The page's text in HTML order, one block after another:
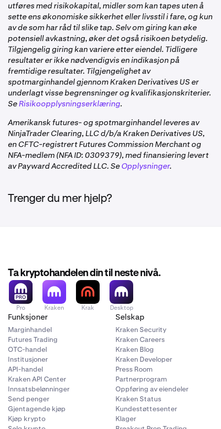
posisjoner fra forrige dag kan påvirke hvor mye som
kan tas ut
•
For evigvarende futures-posisjoner aggregeres
finansieringsrentebetalinger og anvendes som en
enkelt kontantjustering kl. 15:00 CT daglig, noe som
kan påvirke ditt uttakbare beløp.
Plattformen beregner automatisk ditt uttakbare beløp
og viser det i kontooversikten din. Tall kan vises som
åpne posisjoner. Dette betyr ikke at du har en negativ
saldo. Dette beløpet oppdateres i sanntid basert på din
handelsaktivitet, åpne posisjoner og bruk av initial
margin.
utføres med risikokapital, midler som kan tapes uten å
sette ens økonomiske sikkerhet eller livsstil i fare, og kun
av de som har råd til slike tap. Selv om giring kan øke
potensiell avkastning, øker det også risikoen betydelig.
Tilgjengelig giring kan variere etter eiendel. Tidligere
resultater er ikke nødvendigvis en indikasjon på
fremtidige resultater. Tilgjengelighet av
spotmarginhandel gjennom Kraken Derivatives US er
underlagt visse begrensninger og kvalifikasjonskriterier.
SeRisikoopplysningserklæring.
Amerikansk futures- og spotmarginhandel leveres av
NinjaTrader Clearing, LLC d/b/a Kraken Derivatives US,
en CFTC-registrert Futures Commission Merchant og
NFA-medlem (NFA ID: 0309379), med finansiering levert
av Payward Accredited LLC. SeOpplysninger.
Trenger du mer hjelp?
Ta kryptohandelen din til neste nivå.
Pro Kraken Krak Desktop
Funksjoner
Marginhandel
Futures Trading
OTC-handel
Institusjoner
API-handel
Kraken API Center
Innsatsbelønninger
Send penger
Gjentagende kjøp
Kjøp krypto
Selskap
Kraken Security
Kraken Careers
Kraken Blog
Kraken Developer
Press Room
Partnerprogram
Oppføring av eiendeler
Kraken Status
Kundestøttesenter
Klager